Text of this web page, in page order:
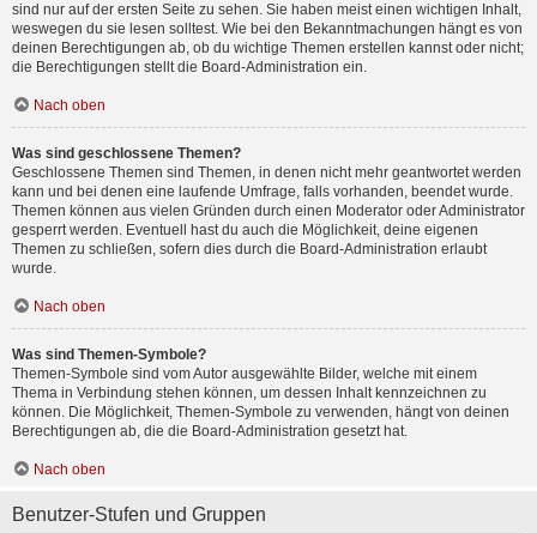
sind nur auf der ersten Seite zu sehen. Sie haben meist einen wichtigen Inhalt,
weswegen du sie lesen solltest. Wie bei den Bekanntmachungen hängt es von
deinen Berechtigungen ab, ob du wichtige Themen erstellen kannst oder nicht;
die Berechtigungen stellt die Board-Administration ein.
Nach oben
Was sind geschlossene Themen?
Geschlossene Themen sind Themen, in denen nicht mehr geantwortet werden
kann und bei denen eine laufende Umfrage, falls vorhanden, beendet wurde.
Themen können aus vielen Gründen durch einen Moderator oder Administrator
gesperrt werden. Eventuell hast du auch die Möglichkeit, deine eigenen
Themen zu schließen, sofern dies durch die Board-Administration erlaubt
wurde.
Nach oben
Was sind Themen-Symbole?
Themen-Symbole sind vom Autor ausgewählte Bilder, welche mit einem
Thema in Verbindung stehen können, um dessen Inhalt kennzeichnen zu
können. Die Möglichkeit, Themen-Symbole zu verwenden, hängt von deinen
Berechtigungen ab, die die Board-Administration gesetzt hat.
Nach oben
Benutzer-Stufen und Gruppen